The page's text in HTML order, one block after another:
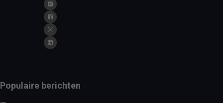
Populaire berichten